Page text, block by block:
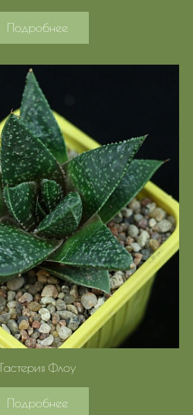
Подробнее
Гастерия Флоу
Подробнее